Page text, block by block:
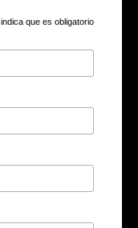
indica que es obligatorio